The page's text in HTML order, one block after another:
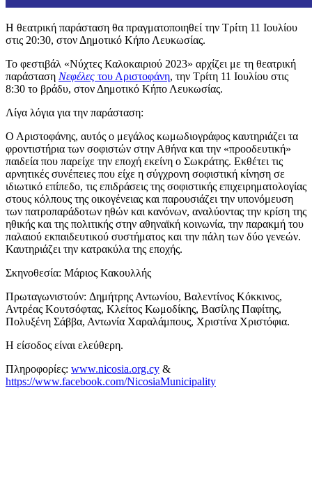
Η θεατρική παράσταση θα πραγματοποιηθεί την Τρίτη 11 Ιουλίου
στις 20:30, στον Δημοτικό Κήπο Λευκωσίας.
Το φεστιβάλ «Νύχτες Καλοκαιριού 2023» αρχίζει με τη θεατρική
παράσταση Νεφέλες του Αριστοφάνη, την Τρίτη 11 Ιουλίου στις
8:30 το βράδυ, στον Δημοτικό Κήπο Λευκωσίας.
Λίγα λόγια για την παράσταση:
Ο Αριστοφάνης, αυτός o μεγάλος κωμωδιογράφος καυτηριάζει τα
φροντιστήρια των σοφιστών στην Αθήνα και την «προοδευτική»
παιδεία που παρείχε την εποχή εκείνη ο Σωκράτης. Εκθέτει τις
αρνητικές συνέπειες που είχε η σύγχρονη σοφιστική κίνηση σε
ιδιωτικό επίπεδο, τις επιδράσεις της σοφιστικής επιχειρηματολογίας
στους κόλπους της οικογένειας και παρουσιάζει την υπονόμευση
των πατροπαράδοτων ηθών και κανόνων, αναλύοντας την κρίση της
ηθικής και της πολιτικής στην αθηναϊκή κοινωνία, την παρακμή του
παλαιού εκπαιδευτικού συστήματος και την πάλη των δύο γενεών.
Καυτηριάζει την κατρακύλα της εποχής.
Σκηνοθεσία: Μάριος Κακουλλής
Πρωταγωνιστούν: Δημήτρης Αντωνίου, Βαλεντίνος Κόκκινος,
Αντρέας Κουτσόφτας, Κλείτος Κωμοδίκης, Βασίλης Παφίτης,
Πολυξένη Σάββα, Αντωνία Χαραλάμπους, Χριστίνα Χριστόφια.
Η είσοδος είναι ελεύθερη.
Πληροφορίες: www.nicosia.org.cy &
https://www.facebook.com/NicosiaMunicipality